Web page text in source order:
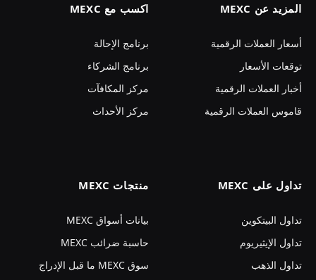
المزيد عن MEXC
أسعار العملات الرقمية
توقعات الأسعار
أخبار العملات الرقمية
قاموس العملات الرقمية
اكسب مع MEXC
برنامج الإحالة
برنامج الشركاء
مركز المكافآت
مركز الأحداث
تداول على MEXC
تداول البيتكوين
تداول الإيثيريوم
تداول الذهب
منتجات MEXC
بيانات أسواق MEXC
حاسبة ضرائب MEXC
سوق MEXC ما قبل الإدراج